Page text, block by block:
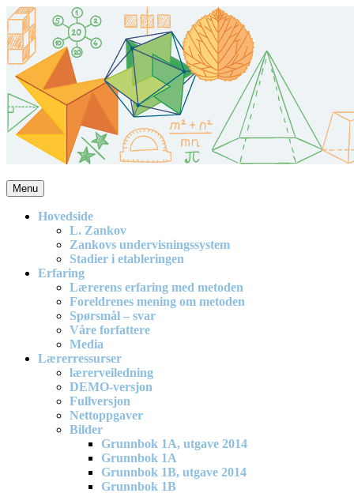
Skip
to
content
En effektiv og spennende modell for matematikkundervisning i
barneskolen
Menu
Hovedside
L. Zankov
Zankovs undervisningssystem
Stadier i etableringen
Erfaring
Lærerens erfaring med metoden
Foreldrenes mening om metoden
Spørsmål – svar
Våre forfattere
Media
Lærerressurser
lærerveiledning
DEMO-versjon
Fullversjon
Nettoppgaver
Bilder
Grunnbok 1A, utgave 2014
Grunnbok 1A
Grunnbok 1B, utgave 2014
Grunnbok 1B